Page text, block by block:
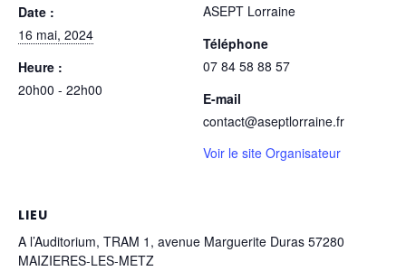
Date :
16 mai, 2024
Heure :
20h00 - 22h00
ASEPT Lorraine
Téléphone
07 84 58 88 57
E-mail
contact@aseptlorraine.fr
Voir le site Organisateur
LIEU
A l’Auditorium, TRAM 1, avenue Marguerite Duras 57280
MAIZIERES-LES-METZ